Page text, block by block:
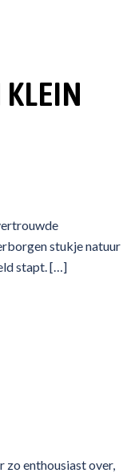
stukje natuur
stapt. […]
zo enthousiast over,